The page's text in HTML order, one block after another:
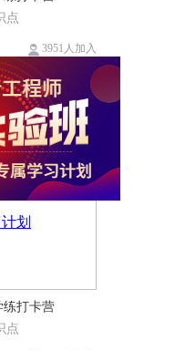
点
3951人加入
练打卡营
点
划